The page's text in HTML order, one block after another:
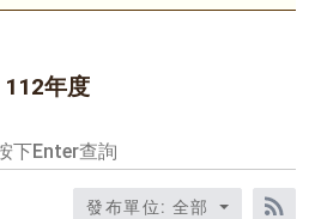
112年度
發布單位: 全部